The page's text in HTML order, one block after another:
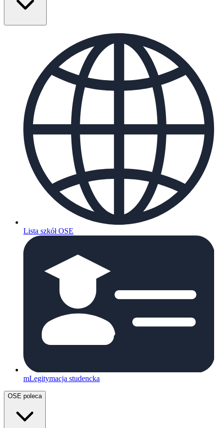
Lista szkół OSE
mLegitymacja studencka
OSE poleca